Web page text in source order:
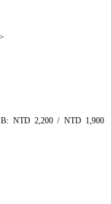
NTD 2,200 / NTD 1,900